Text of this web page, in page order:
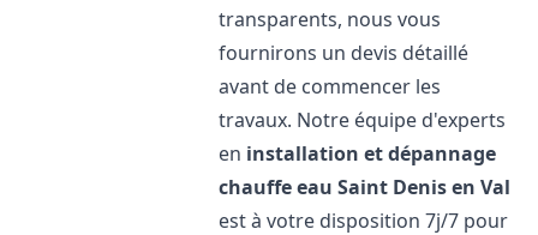
transparents, nous vous
fournirons un devis détaillé
avant de commencer les
travaux. Notre équipe d'experts
en installation et dépannage
chauffe eau Saint Denis en Val
est à votre disposition 7j/7 pour